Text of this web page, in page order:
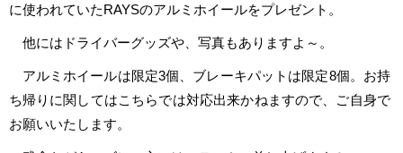
に使われていたRAYSのアルミホイールをプレゼント。
他にはドライバーグッズや、写真もありますよ～。
アルミホイールは限定3個、ブレーキパットは限定8個。お持
ち帰りに関してはこちらでは対応出来かねますので、ご自身で
お願いいたします。